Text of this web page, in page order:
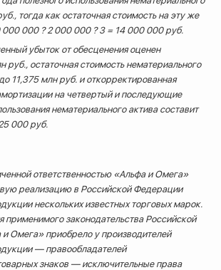
тогда как остаточная стоимость на эту же
000 000 ? 2 000 000 ? 3 = 14 000 000 руб.
убыток от обесценения оценен
руб., остаточная стоимость нематериального
11,375 млн руб. и откорректированная
на четвертый и последующие
нематериального актива составит
000 руб.
ответственностью «Альфа и Омега»
реализацию в Российской Федерации
нескольких известных торговых марок.
применимого законодательства Российской
Омега» приобрело у производителей
— правообладателей
знаков — исключительные права